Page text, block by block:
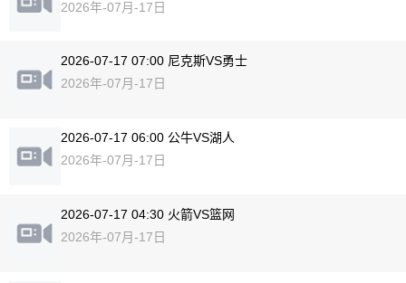
2026年-07月-17日
2026-07-17 07:00 尼克斯VS勇士
2026年-07月-17日
2026-07-17 06:00 公牛VS湖人
2026年-07月-17日
2026-07-17 04:30 火箭VS篮网
2026年-07月-17日